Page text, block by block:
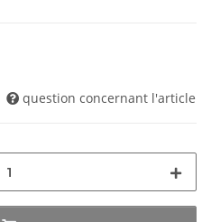
question concernant l'article